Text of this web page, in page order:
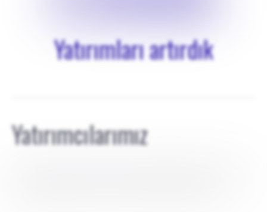
Yatırımları artırdık
Yatırımcılarımız